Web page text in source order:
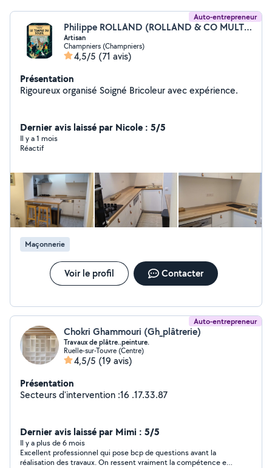
Auto-entrepreneur
Philippe ROLLAND (ROLLAND & CO MULTI SERVICES)
Artisan
Champniers (Champniers)
4,5/5 (71 avis)
Présentation
Rigoureux organisé Soigné Bricoleur avec expérience.
Dernier avis laissé par Nicole : 5/5
Il y a 1 mois
Réactif
Maçonnerie
Voir le profil Contacter
Auto-entrepreneur
Chokri Ghammouri (Gh_plâtrerie)
Travaux de plâtre..peinture.
Ruelle-sur-Touvre (Centre)
4,5/5 (19 avis)
Présentation
Secteurs d'intervention :16 .17.33.87
Dernier avis laissé par Mimi : 5/5
Il y a plus de 6 mois
Excellent professionnel qui pose bcp de questions avant la
réalisation des travaux. On ressent vraiment la compétence et